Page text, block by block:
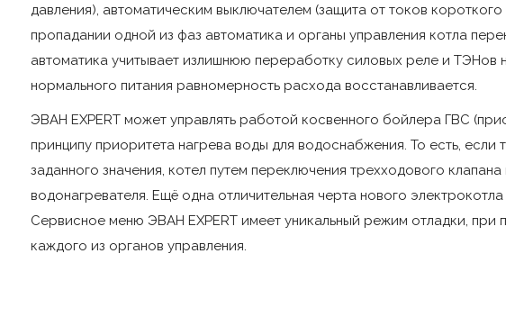
давления), автоматическим выключателем (защита от токов
пропадании одной из фаз автоматика и органы управления котла
автоматика учитывает излишнюю переработку силовых реле и ТЭНов
нормального питания равномерность расхода восстанавливается.
ЭВАН EXPERT может управлять работой косвенного бойлера ГВС
принципу приоритета нагрева воды для водоснабжения. То есть,
заданного значения, котел путем переключения трехходового
водонагревателя. Ещё одна отличительная черта нового
Сервисное меню ЭВАН EXPERT имеет уникальный режим отладки,
каждого из органов управления.